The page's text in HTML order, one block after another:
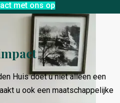
met ons op
Huis doet u niet alleen een
u ook een maatschappelijke